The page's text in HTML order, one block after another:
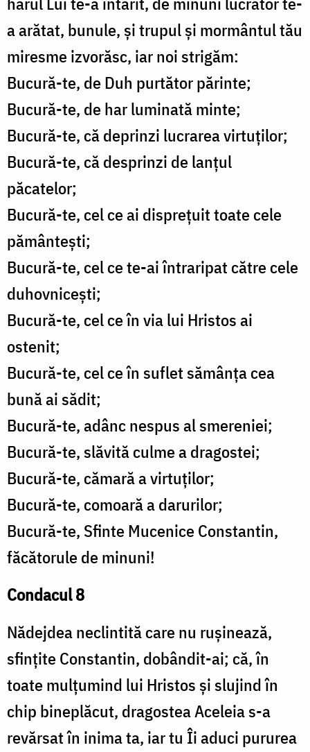
a arătat, bunule, și trupul și mormântul tău
miresme izvorăsc, iar noi strigăm:
Bucură-te, de Duh purtător părinte;
Bucură-te, de har luminată minte;
Bucură-te, că deprinzi lucrarea virtuților;
Bucură-te, că desprinzi de lanțul
păcatelor;
Bucură-te, cel ce ai disprețuit toate cele
pământești;
Bucură-te, cel ce te-ai întraripat către cele
duhovnicești;
Bucură-te, cel ce în via lui Hristos ai
ostenit;
Bucură-te, cel ce în suflet sămânța cea
bună ai sădit;
Bucură-te, adânc nespus al smereniei;
Bucură-te, slăvită culme a dragostei;
Bucură-te, cămară a virtuților;
Bucură-te, comoară a darurilor;
Bucură-te, Sfinte Mucenice Constantin,
făcătorule de minuni!
Condacul 8
Nădejdea neclintită care nu rușinează,
sfințite Constantin, dobândit-ai; că, în
toate mulțumind lui Hristos și slujind în
chip bineplăcut, dragostea Aceleia s-a
revărsat în inima ta, iar tu Îi aduci pururea